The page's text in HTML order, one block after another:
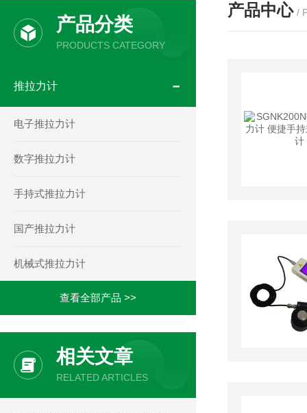
产品分类
PRODUCTS CATEGORY
推拉力计
电子推拉力计
数字推拉力计
手持式推拉力计
国产推拉力计
机械式推拉力计
查看全部产品 >>
相关文章
RELATED ARTICLES
产品中心 /